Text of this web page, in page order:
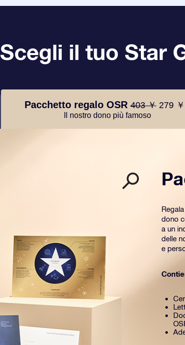
Scegli il tuo Star
Pacchetto regalo OSR403 ￥ 279 ￥
Il nostro dono più famoso
dono
a un
delle
e